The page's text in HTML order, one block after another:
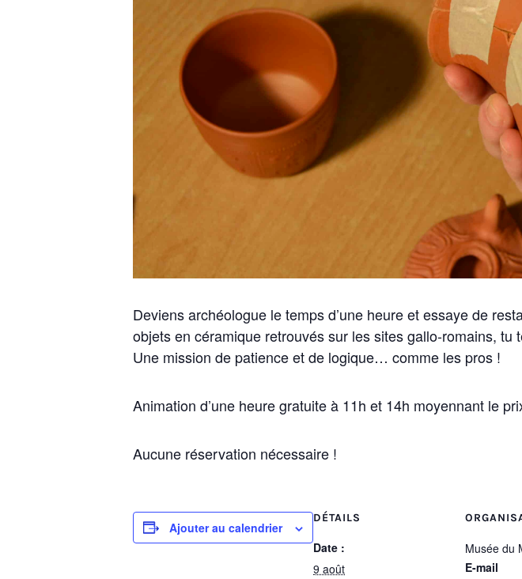
Deviens archéologue le temps d’une heure et essaye de
objets en céramique retrouvés sur les sites gallo-romains,
Une mission de patience et de logique… comme les pros !
Animation d’une heure gratuite à 11h et 14h moyennant le
Aucune réservation nécessaire !
Ajouter au calendrier
DÉTAILS
Date :
9 août
Musée du
E-mail